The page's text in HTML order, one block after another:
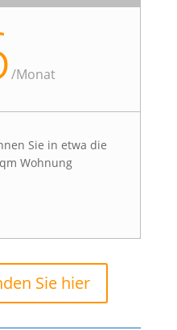
/Monat
Sie in etwa die
Wohnung
Sie hier